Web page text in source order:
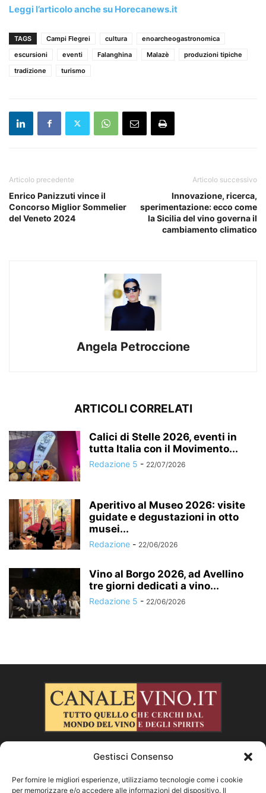
Leggi l’articolo anche su Horecanews.it
TAGS Campi Flegrei cultura
enoarcheogastronomica
escursioni
eventi Falanghina Malazè
produzioni tipiche
tradizione
turismo
Articolo precedente
Enrico Panizzuti vince il
Concorso Miglior Sommelier
del Veneto 2024
Articolo successivo
Innovazione, ricerca,
sperimentazione: ecco come
la Sicilia del vino governa il
cambiamento climatico
Angela Petroccione
ARTICOLI CORRELATI
Calici di Stelle 2026, eventi in
tutta Italia con il Movimento...
Redazione 5 - 22/07/2026
Aperitivo al Museo 2026: visite
guidate e degustazioni in otto
musei...
Redazione - 22/06/2026
Vino al Borgo 2026, ad Avellino
tre giorni dedicati a vino...
Redazione 5 - 22/06/2026
CHI SIAMO
Gestisci Consenso
Per fornire le migliori esperienze, utilizziamo tecnologie come i cookie
per memorizzare e/o accedere alle informazioni del dispositivo. Il